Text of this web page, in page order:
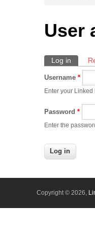
User
Primary
Log in
Username *
Enter your
Password *
Enter the
Copyright © 2026,